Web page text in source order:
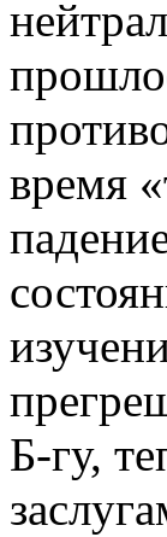
время
Б-гу,